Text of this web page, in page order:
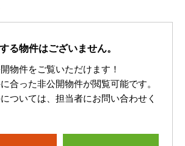
る物件はございません。
物件をご覧いただけます！
合った非公開物件が閲覧可能です。
ついては、担当者にお問い合わせく